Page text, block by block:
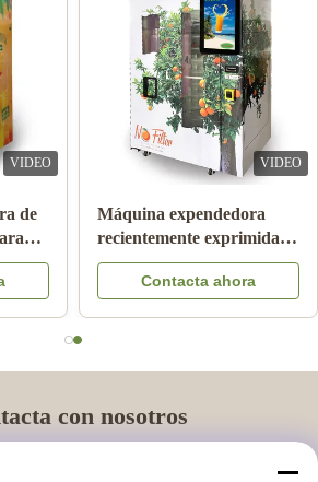
VIDEO
de
VIDEO
Máquina expendedora
recientemente exprimida
automática del zumo de
naranja para el anuncio
Contacta ahora
con nosotros
con nosotros en cualquier momento!